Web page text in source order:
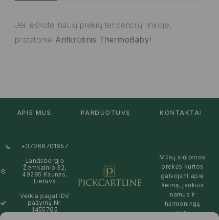
Jei ieškote naujų prekių tendencijų rinkoje,
pristatome Antkrūtinis ThermoBaby!
APIE MUS PARDUOTUVĖ KONTAKTAI
+37066701957
Landsbergio
Žemkalnio 32,
49295 Kaunas,
Lietuva
Veikla pagal IDV
pažymą Nr.
1455765
Mūsų siūlomos
prekės kurtos
galvojant apie
šeimą, jaukius
namus ir
harmoningą
aplinką –